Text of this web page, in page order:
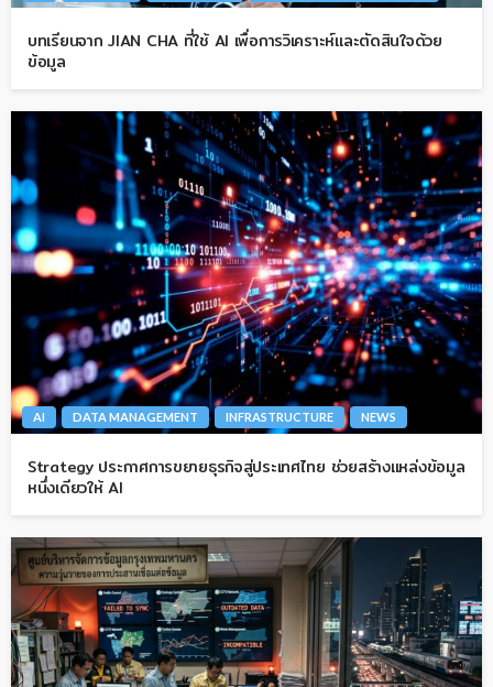
บทเรียนจาก JIAN CHA ที่ใช้ AI เพื่อการวิเคราะห์และตัดสินใจด้วย
ข้อมูล
AI DATA MANAGEMENT INFRASTRUCTURE NEWS
Strategy ประกาศการขยายธุรกิจสู่ประเทศไทย ช่วยสร้างแหล่งข้อมูล
หนึ่งเดียวให้ AI